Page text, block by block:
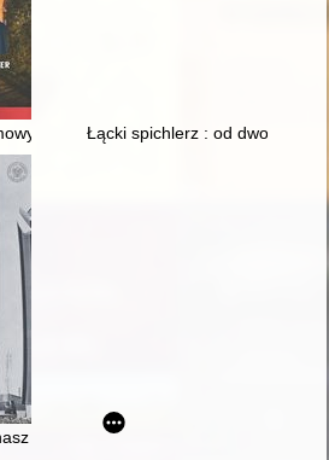
Arkadiusza Oleksaka. Cz. 5
Łącki spichlerz : od dworskich
życia los" : w rocznicę odzyskania